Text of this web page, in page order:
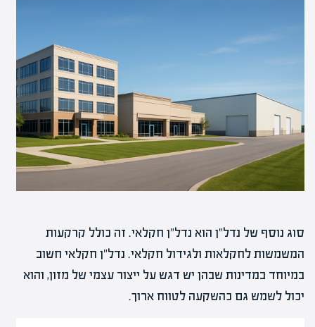
סוג נוסף של נדל"ן הוא נדל"ן חקלאי. זה כולל קרקעות
המשמשות לחקלאות ולגידול חקלאי. נדל"ן חקלאי חשוב
במיוחד במדינות שבהן יש דגש על ייצור עצמי של מזון, והוא
יכול לשמש גם כהשקעה לטווח ארוך.